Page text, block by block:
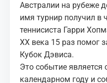
Австралии на рубеже
имя турнир получил в
теннисиста Гарри
XX века 15 раз помог
Кубок Дэвиса.
Это событие является
календарном году и